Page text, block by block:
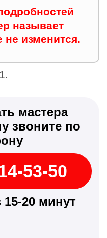
называет
не изменится.
мастера
звоните по
53-50
20 минут